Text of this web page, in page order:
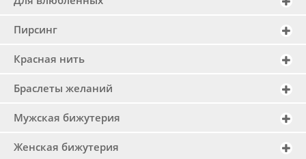
Пирсинг
Красная нить
Браслеты желаний
Мужская бижутерия
Женская бижутерия